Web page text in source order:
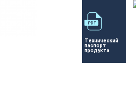
Технический
паспорт
продукта